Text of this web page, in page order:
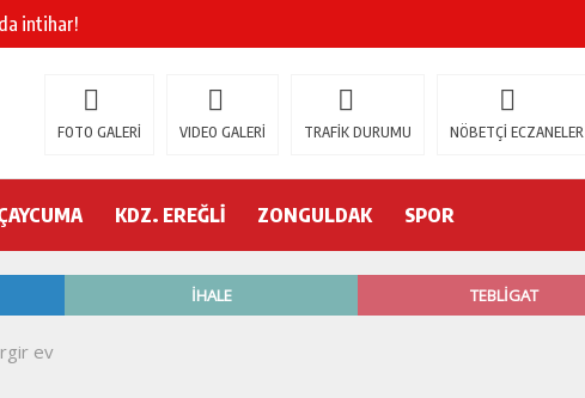
intihar!
Özgür Özel
PANİĞİ
Merkezi’nde neler oluyor?
TEŞEKKÜR ETTİ
FOTO GALERİ VIDEO GALERİ TRAFİK DURUMU NÖBETÇİ ECZANELER
KDZ. EREĞLİ ZONGULDAK SPOR